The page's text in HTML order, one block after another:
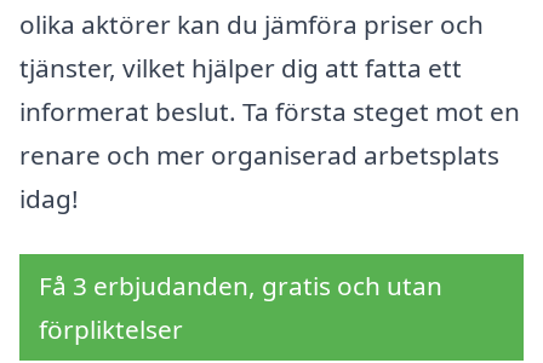
olika aktörer kan du jämföra priser och
tjänster, vilket hjälper dig att fatta ett
informerat beslut. Ta första steget mot en
renare och mer organiserad arbetsplats
idag!
Få 3 erbjudanden, gratis och utan
förpliktelser